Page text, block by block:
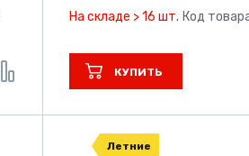
На складе > 16 шт. Код
КУПИТЬ
Летние